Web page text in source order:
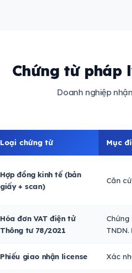
Chứng từ pháp
Doanh nghiệp
Loại chứng từ Mục
Hợp đồng kinh tế (bản
giấy + scan)
Căn
Hóa đơn VAT điện tử
Thông tư 78/2021
Phiếu giao nhận license Xác